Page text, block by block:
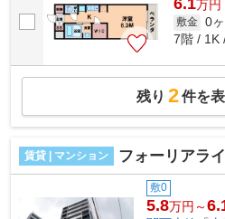
6.1万円
敷金 0
7階 / 1K
残り 2件を
賃貸 | マンション フォーリアラ
敷0
5.8万円～